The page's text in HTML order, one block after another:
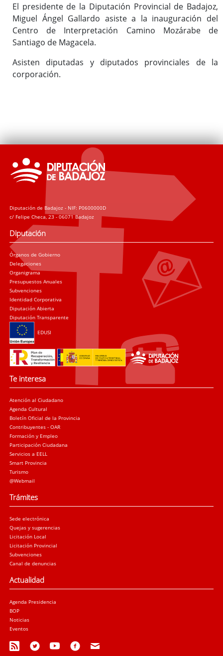
El presidente de la Diputación Provincial de Badajoz,
Miguel Ángel Gallardo asiste a la inauguración del
Centro de Interpretación Camino Mozárabe de
Santiago de Magacela.
Asisten diputadas y diputados provinciales de la
corporación.
Diputación de Badajoz - NIF: P0600000D
c/ Felipe Checa, 23 - 06071 Badajoz
Diputación
Órganos de Gobierno
Delegaciones
Organigrama
Presupuestos Anuales
Subvenciones
Identidad Corporativa
Diputación Abierta
Diputación Transparente
EDUSI
Te interesa
Atención al Ciudadano
Agenda Cultural
Boletín Oficial de la Provincia
Contribuyentes - OAR
Formación y Empleo
Participación Ciudadana
Servicios a EELL
Smart Provincia
Turismo
@Webmail
Trámites
Sede electrónica
Quejas y sugerencias
Licitación Local
Licitación Provincial
Subvenciones
Canal de denuncias
Actualidad
Agenda Presidencia
BOP
Noticias
Eventos